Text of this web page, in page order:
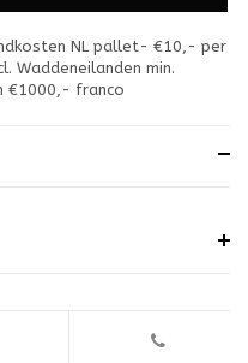
NL pallet- €10,- per
Waddeneilanden min.
€1000,- franco